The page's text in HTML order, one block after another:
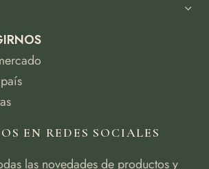
EN REDES SOCIALES
las novedades de productos y